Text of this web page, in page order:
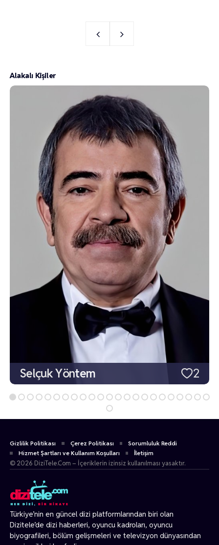
Alakalı Kişiler
2
Selçuk Yöntem
Türkiye’nin en güncel dizi platformlarından biri olan
Dizitele’de dizi haberleri, oyuncu kadroları, oyuncu
biyografileri, bölüm gelişmeleri ve televizyon dünyasından
Gizlilik Politikası Çerez Politikası
Sorumluluk Reddi
Hizmet Şartları ve Kullanım Koşulları
İletişim
© 2026 DiziTele.Com – İçeriklerin izinsiz kullanılması yasaktır.